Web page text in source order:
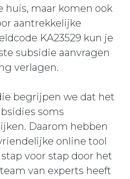
huis, maar komen ook
aantrekkelijke
KA23529 kun je
subsidie aanvragen
verlagen.
begrijpen we dat het
soms
Daarom hebben
online tool
voor stap door het
van experts heeft